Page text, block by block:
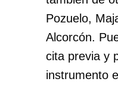
Pozuelo,
Alcorcón.
cita previa y
instrumento